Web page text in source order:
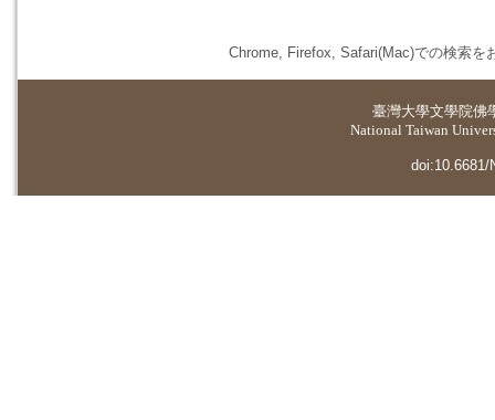
Chrome, Firefox, Safari(Mac)での検索を
臺灣大學文學院佛
National Taiwan
doi:10.6681/